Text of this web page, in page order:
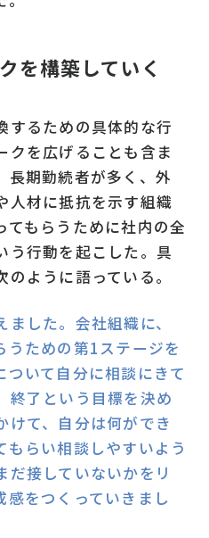
を構築していく
するための具体的な行
クを広げることも含ま
長期勤続者が多く、外
人材に抵抗を示す組織
てもらうために社内の全
う行動を起こした。具
ように語っている。
した。会社組織に、
うための第1ステージを
いて自分に相談にきて
終了という目標を決め
けて、自分は何ができ
もらい相談しやすいよう
だ接していないかをリ
感をつくっていきまし